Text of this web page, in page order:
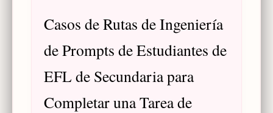
Casos de Rutas de Ingeniería
de Prompts de Estudiantes de
EFL de Secundaria para
Completar una Tarea de